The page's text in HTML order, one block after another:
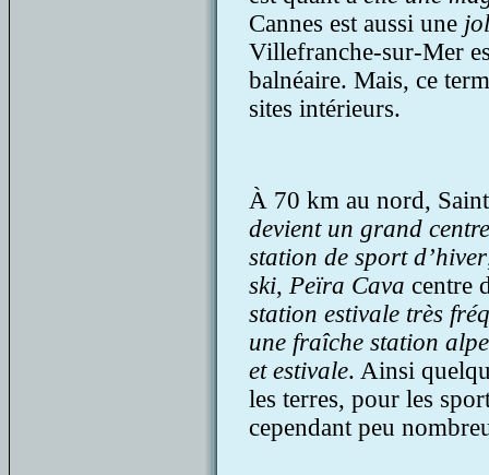
Cannes est aussi une
Villefranche-sur-Mer
balnéaire. Mais, ce
sites intérieurs.
À 70 km au nord,
devient un grand
station de sport d’hiver
ski, Peïra Cava centre
station estivale très
une fraîche station
et estivale. Ainsi
les terres, pour les
cependant peu